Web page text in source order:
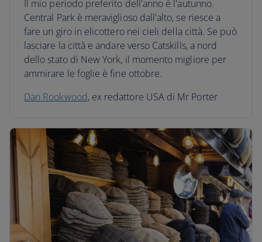
Il mio periodo preferito dell'anno è l'autunno.
Central Park è meraviglioso dall'alto, se riesce a
fare un giro in elicottero nei cieli della città. Se può
lasciare la città e andare verso Catskills, a nord
dello stato di New York, il momento migliore per
ammirare le foglie è fine ottobre.
Dan Rookwood, ex redattore USA di Mr Porter